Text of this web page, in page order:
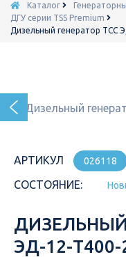
Каталог
ДГУ серии TSS Premium
Дизельный генератор ТСС
АРТИКУЛ 026118
СОСТОЯНИЕ:
ДИЗЕЛЬНЫЙ
ЭД-12-